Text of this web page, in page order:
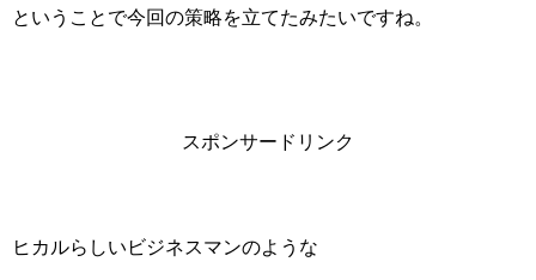
ということで今回の策略を立てたみたいですね。
スポンサードリンク
ヒカルらしいビジネスマンのような